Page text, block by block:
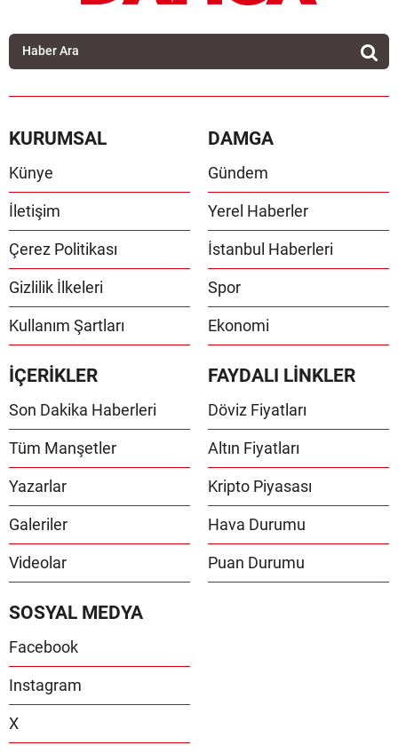
KURUMSAL
Künye
İletişim
Çerez Politikası
Gizlilik İlkeleri
Kullanım Şartları
DAMGA
Gündem
Yerel Haberler
İstanbul Haberleri
Spor
Ekonomi
İÇERİKLER
Son Dakika Haberleri
Tüm Manşetler
Yazarlar
Galeriler
Videolar
FAYDALI LİNKLER
Döviz Fiyatları
Altın Fiyatları
Kripto Piyasası
Hava Durumu
Puan Durumu
SOSYAL MEDYA
Facebook
Instagram
X